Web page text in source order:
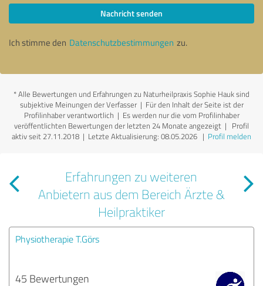
Nachricht senden
Ich stimme den Datenschutzbestimmungen zu.
*Alle Bewertungen und Erfahrungen zu Naturheilpraxis Sophie Hauk sind
subjektive Meinungen der Verfasser | Für den Inhalt der Seite ist der
Profilinhaber verantwortlich | Es werden nur die vom Profilinhaber
veröffentlichten Bewertungen der letzten 24 Monate angezeigt | Profil
aktiv seit 27.11.2018 | Letzte Aktualisierung: 08.05.2026 | Profil melden
Erfahrungen zu weiteren
Anbietern aus dem Bereich Ärzte &
Heilpraktiker
Physiotherapie T.Görs
45 Bewertungen